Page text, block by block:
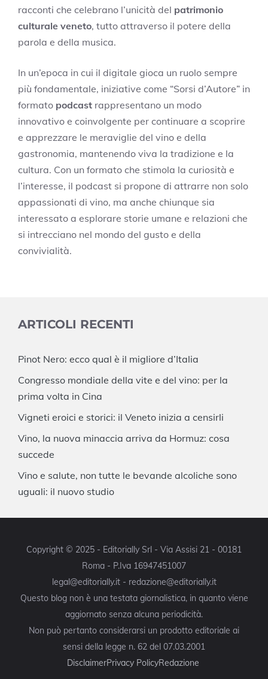
racconti che celebrano l’unicità del patrimonio
culturale veneto, tutto attraverso il potere della
parola e della musica.
In un’epoca in cui il digitale gioca un ruolo sempre
più fondamentale, iniziative come “Sorsi d’Autore” in
formato podcast rappresentano un modo
innovativo e coinvolgente per continuare a scoprire
e apprezzare le meraviglie del vino e della
gastronomia, mantenendo viva la tradizione e la
cultura. Con un formato che stimola la curiosità e
l’interesse, il podcast si propone di attrarre non solo
appassionati di vino, ma anche chiunque sia
interessato a esplorare storie umane e relazioni che
si intrecciano nel mondo del gusto e della
convivialità.
ARTICOLI RECENTI
Pinot Nero: ecco qual è il migliore d’Italia
Congresso mondiale della vite e del vino: per la
prima volta in Cina
Vigneti eroici e storici: il Veneto inizia a censirli
Vino, la nuova minaccia arriva da Hormuz: cosa
succede
Vino e salute, non tutte le bevande alcoliche sono
uguali: il nuovo studio
Copyright © 2025 - Editorially Srl - Via Assisi 21 - 00181
Roma - P.Iva 16947451007
legal@editorially.it - redazione@editorially.it
Questo blog non è una testata giornalistica, in quanto viene
aggiornato senza alcuna periodicità.
Non può pertanto considerarsi un prodotto editoriale ai
sensi della legge n. 62 del 07.03.2001
DisclaimerPrivacy PolicyRedazione